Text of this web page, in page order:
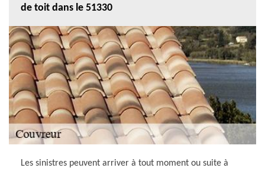
de toit dans le 51330
Les sinistres peuvent arriver à tout moment ou suite à